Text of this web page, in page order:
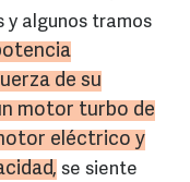
y algunos tramos
de su
motor turbo de
eléctrico y
se siente